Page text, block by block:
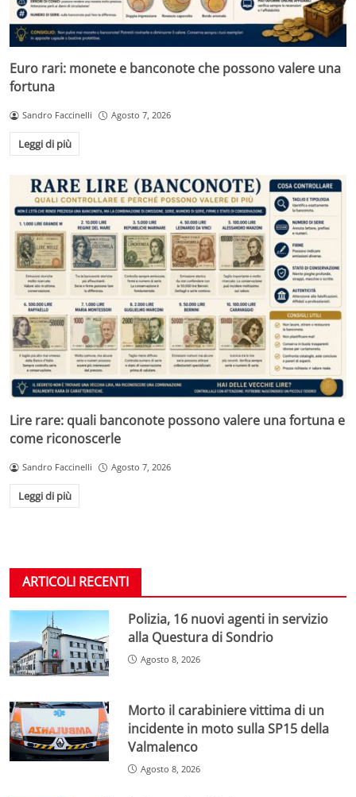
Euro rari: monete e banconote che possono valere una
fortuna
Sandro Faccinelli Agosto 7, 2026
Leggi di più
Lire rare: quali banconote possono valere una fortuna e
come riconoscerle
Sandro Faccinelli Agosto 7, 2026
Leggi di più
ARTICOLI RECENTI
Polizia, 16 nuovi agenti in servizio
alla Questura di Sondrio
Agosto 8, 2026
Morto il carabiniere vittima di un
incidente in moto sulla SP15 della
Valmalenco
Agosto 8, 2026